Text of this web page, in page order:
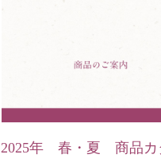
2025年 春・夏 商品カ